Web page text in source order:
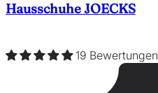
Hausschuhe JOECKS
19 Bewertungen